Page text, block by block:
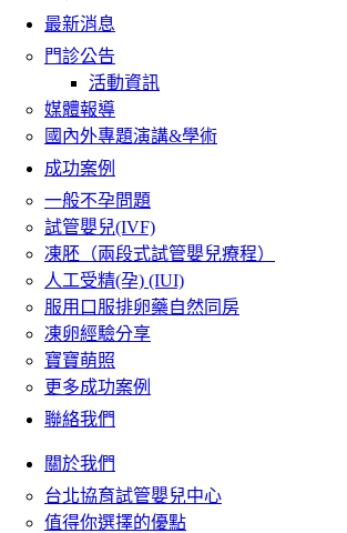
最新消息
門診公告
活動資訊
媒體報導
國內外專題演講&學術
成功案例
一般不孕問題
試管嬰兒(IVF)
凍胚（兩段式試管嬰兒療程）
人工受精(孕) (IUI)
服用口服排卵藥自然同房
凍卵經驗分享
寶寶萌照
更多成功案例
聯絡我們
關於我們
台北協育試管嬰兒中心
值得你選擇的優點